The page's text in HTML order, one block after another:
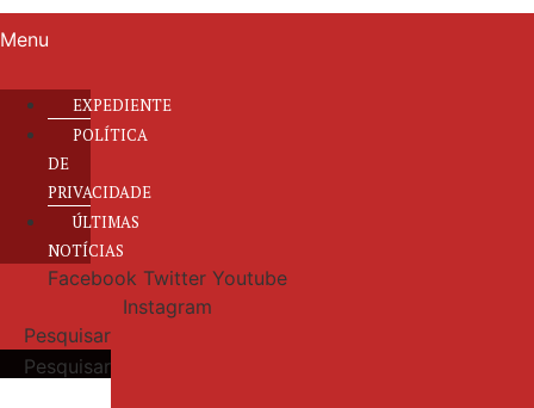
Menu
EXPEDIENTE
POLÍTICA
DE
PRIVACIDADE
ÚLTIMAS
NOTÍCIAS
Facebook Twitter Youtube
Instagram
Pesquisar
Pesquisar